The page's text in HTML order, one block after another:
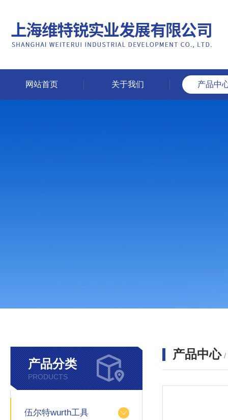
网站首页 关于我们 产品中
产品分类
PRODUCTS
伍尔特wurth工具
产品中心 /